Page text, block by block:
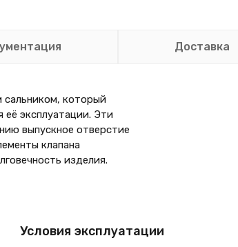
Доставка
сальником, который
эксплуатации. Эти
выпускное отверстие
клапана
изделия.
Условия эксплуатации